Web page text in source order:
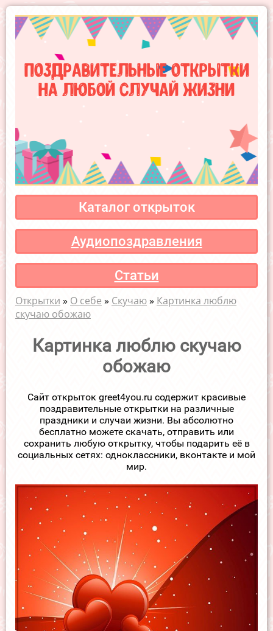
Поздравительные открытки
на любой случай жизни
Каталог открыток
Аудиопоздравления
Статьи
Открытки » О cебе » Скучаю» Картинка люблю
скучаю обожаю
Картинка люблю скучаю
обожаю
Сайт открыток greet4you.ru содержит красивые
поздравительные открытки на различные
праздники и случаи жизни. Вы абсолютно
бесплатно можете скачать, отправить или
сохранить любую открытку, чтобы подарить её в
социальных сетях: одноклассники, вконтакте и мой
мир.